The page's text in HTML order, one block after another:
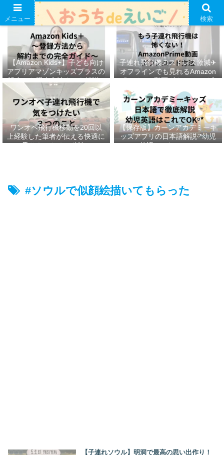
【Amazon Kids+】子ども向け
アプリアマゾンキッズプラスの
設定から退会方法までを解説ᵕ̈*
子連れ飛行機のストレス激減✈︎
オフラインでも見れるAmazon
プライムの動画ダウンロード方
ワンオペ飛行機移動を20回以
上経験した筆者が伝える快適に
乗りきるための秘訣ᵕ̈*
【保存版】カーンアカデミーキ
ッズアプリの日本語解説ᵕ̈*幼児
英語はこれでOKᵕ̈*
#ソウルで似顔絵描いてもらった
【子連れソウル】明洞で最高の思い出作り！
メニュー 検索